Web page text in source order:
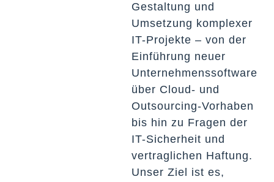
Gestaltung und
Umsetzung komplexer
IT-Projekte – von der
Einführung neuer
Unternehmenssoftware
über Cloud- und
Outsourcing-Vorhaben
bis hin zu Fragen der
IT-Sicherheit und
vertraglichen Haftung.
Unser Ziel ist es,